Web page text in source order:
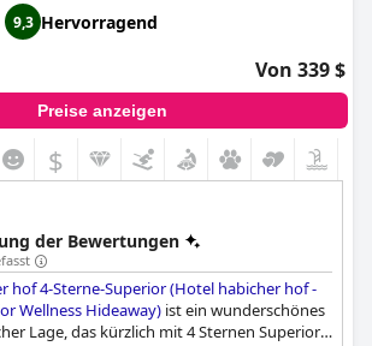
9,3 Hervorragend
Von 339 $
Preise anzeigen
$
der Bewertungen
hof 4-Sterne-Superior (Hotel habicher hof -
Wellness Hideaway) ist ein wunderschönes
Lage, das kürzlich mit 4 Sternen Superior